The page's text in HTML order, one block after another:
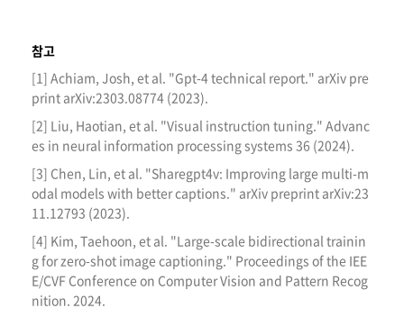
참고
[1] Achiam, Josh, et al. "Gpt-4 technical report." arXiv pre
print arXiv:2303.08774 (2023).
[2] Liu, Haotian, et al. "Visual instruction tuning." Advanc
es in neural information processing systems 36 (2024).
[3] Chen, Lin, et al. "Sharegpt4v: Improving large multi-m
odal models with better captions." arXiv preprint arXiv:23
11.12793 (2023).
[4] Kim, Taehoon, et al. "Large-scale bidirectional trainin
g for zero-shot image captioning." Proceedings of the IEE
E/CVF Conference on Computer Vision and Pattern Recog
nition. 2024.